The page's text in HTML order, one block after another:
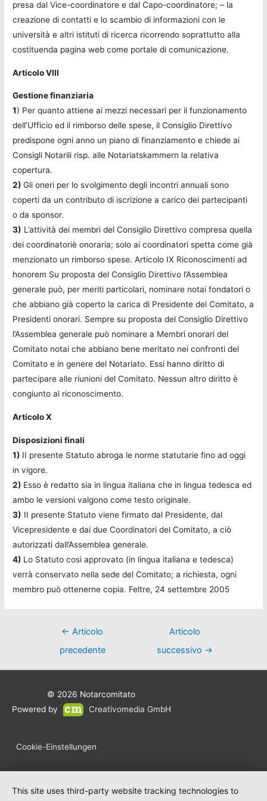
presa dal Vice-coordinatore e dal Capo-coordinatore; – la
creazione di contatti e lo scambio di informazioni con le
università e altri istituti di ricerca ricorrendo soprattutto alla
costituenda pagina web come portale di comunicazione.
Articolo VIII
Gestione finanziaria
1) Per quanto attiene ai mezzi necessari per il funzionamento
dell’Ufficio ed il rimborso delle spese, il Consiglio Direttivo
predispone ogni anno un piano di finanziamento e chiede ai
Consigli Notarili risp. alle Notariatskammern la relativa
copertura.
2)Gli oneri per lo svolgimento degli incontri annuali sono
coperti da un contributo di iscrizione a carico dei partecipanti
o da sponsor.
3) L’attività dei membri del Consiglio Direttivo compresa quella
dei coordinatoriè onoraria; solo ai coordinatori spetta come già
menzionato un rimborso spese. Articolo IX Riconoscimenti ad
honorem Su proposta del Consiglio Direttivo l’Assemblea
generale può, per meriti particolari, nominare notai fondatori o
che abbiano già coperto la carica di Presidente del Comitato, a
Presidenti onorari. Sempre su proposta del Consiglio Direttivo
l’Assemblea generale può nominare a Membri onorari del
Comitato notai che abbiano bene meritato nei confronti del
Comitato e in genere del Notariato. Essi hanno diritto di
partecipare alle riunioni del Comitato. Nessun altro diritto è
congiunto al riconoscimento.
Articolo X
Disposizioni finali
1) II presente Statuto abroga le norme statutarie fino ad oggi
in vigore.
2) Esso è redatto sia in lingua italiana che in lingua tedesca ed
ambo le versioni valgono come testo originale.
3) II presente Statuto viene firmato dal Presidente, dal
Vicepresidente e dai due Coordinatori del Comitato, a ciò
autorizzati dall’Assemblea generale.
4) Lo Statuto così approvato (in lingua italiana e tedesca)
verrà conservato nella sede del Comitato; a richiesta, ogni
membro può ottenerne copia. Feltre, 24 settembre 2005
Navigazione
← Articolo
precedente
Articolo
successivo →
© 2026 Notarcomitato
Powered by
Creativomedia GmbH
Cookie-Einstellungen
This site uses third-party website tracking technologies to